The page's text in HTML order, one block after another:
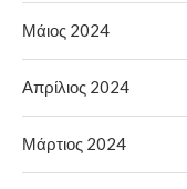
Μάιος 2024
Απρίλιος 2024
Μάρτιος 2024